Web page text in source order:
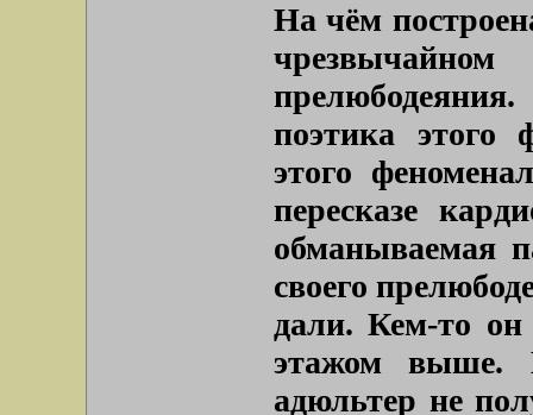
На чём
поэтика этого
этого
пересказе
обманываемая
своего
дали. Кем-то
этажом выше.
адюльтер не